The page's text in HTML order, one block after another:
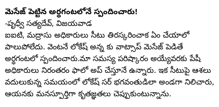
మెసేజ్ పెట్టిన అర్థగంటలోనే స్పందించారు!
-పృధ్వీ సత్యదేవ్, విజయవాడ
ఐఐటి, మద్రాసు అధికారులు సీటు తిరస్కరించాక ఏం చేయాలో
పాలుపోలేదు. వెంటనే లోకేష్ అన్న కు వాట్సాప్ మెసేజ్ పెడితే
అర్థగంటలో స్పందించారు.మా సమస్య పరిష్కారం అయ్యేవరకు పేషీ
అధికారులు నిరంతరం ఫాలో అప్ చేస్తూనే ఉన్నారు. ఇక సీటుపై ఆశలు
వదులుకున్న సమయంలో లోకేష్ సర్ భగవంతుడిలా అండగా నిలిచారు,
ఆయనకు మనస్పూర్తిగా కృతజ్ఞతలు చెప్పుకుంటున్నాను.